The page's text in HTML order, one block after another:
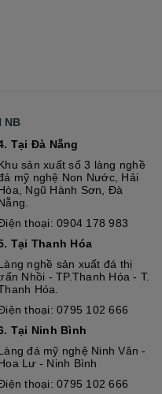
NB
Tại Đà Nẵng
sản xuất số 3 làng nghề
mỹ nghệ Non Nước, Hải
Ngũ Hành Sơn, Đà
thoại: 0904 178 983
Tại Thanh Hóa
nghề sản xuất đá thị
Nhồi - TP.Thanh Hóa - T.
Hóa.
thoại: 0795 102 666
Tại Ninh Bình
đá mỹ nghệ Ninh Vân -
Lư - Ninh Bình
thoại: 0795 102 666